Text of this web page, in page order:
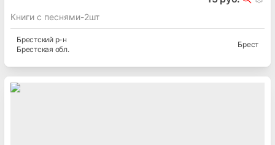
Книги с песнями-2шт
Брестскийр-н
Брестская обл.
Брест